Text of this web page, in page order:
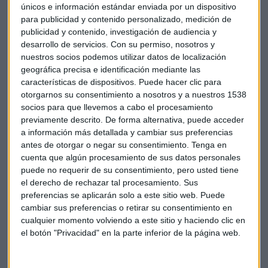
únicos e información estándar enviada por un dispositivo
para publicidad y contenido personalizado, medición de
publicidad y contenido, investigación de audiencia y
desarrollo de servicios. Con su permiso, nosotros y
nuestros socios podemos utilizar datos de localización
geográfica precisa e identificación mediante las
características de dispositivos. Puede hacer clic para
otorgarnos su consentimiento a nosotros y a nuestros 1538
socios para que llevemos a cabo el procesamiento
previamente descrito. De forma alternativa, puede acceder
a información más detallada y cambiar sus preferencias
antes de otorgar o negar su consentimiento. Tenga en
cuenta que algún procesamiento de sus datos personales
puede no requerir de su consentimiento, pero usted tiene
el derecho de rechazar tal procesamiento. Sus
preferencias se aplicarán solo a este sitio web. Puede
cambiar sus preferencias o retirar su consentimiento en
cualquier momento volviendo a este sitio y haciendo clic en
el botón "Privacidad" en la parte inferior de la página web.
Donald Trump, se reúne este miércoles con
empresarios del sector tecnológico
La cita será en la Torre Trump de Nueva York pero no se han
ofrecido detalles sobre quién asistirá. El objetivo de la
reunión, según fuentes oficiales, es generar ideas que
permitan fomentar la innovación en el país. Según la
publicación especializada ReCode, acudirán, entre otros, los
consejeros delegados de Apple, Microsoft, Facebook, Intel,
Oracle, Cisco, Amazon y Tesla.
Tecnología Empresas Economía EEUU